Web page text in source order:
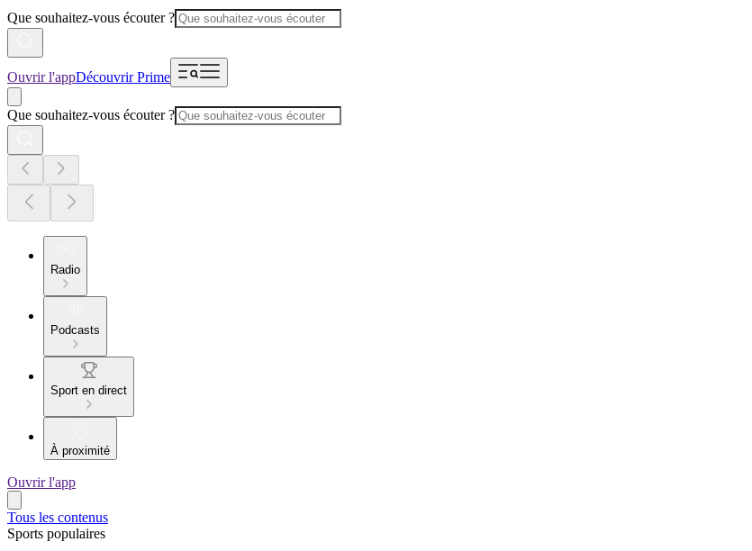
Que souhaitez-vous écouter ?
Ouvrir l'appDécouvrir Prime
Que souhaitez-vous écouter ?
Radio
Podcasts
Sport en direct
À proximité
Ouvrir l'app
Tous les contenus
Sports populaires